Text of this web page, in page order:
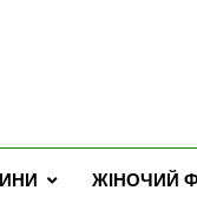
ЖІНОЧИЙ